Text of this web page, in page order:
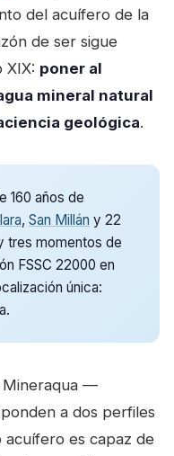
del acuífero de la
de ser sigue
XIX: poner al
mineral natural
geológica.
160 años de
, San Millán y 22
tres momentos de
FSSC 22000 en
única:
Mineraqua —
a dos perfiles
acuífero es capaz de